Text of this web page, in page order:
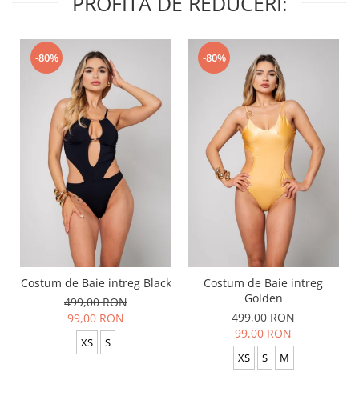
-80%
Costum de Baie intreg Black
499,00 RON
99,00 RON
XS S
-80%
Costum de Baie intreg
Golden
499,00 RON
99,00 RON
XS S M